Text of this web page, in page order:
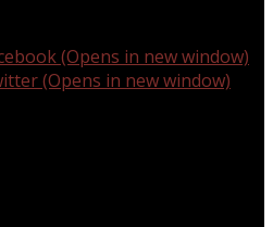
(Opens in new window)
(Opens in new window)